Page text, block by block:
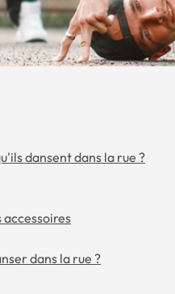
dansent dans la rue ?
dans la rue ?